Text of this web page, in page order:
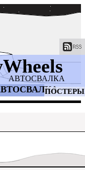
АВТОСВАЛКА
ПОСТЕРЫ